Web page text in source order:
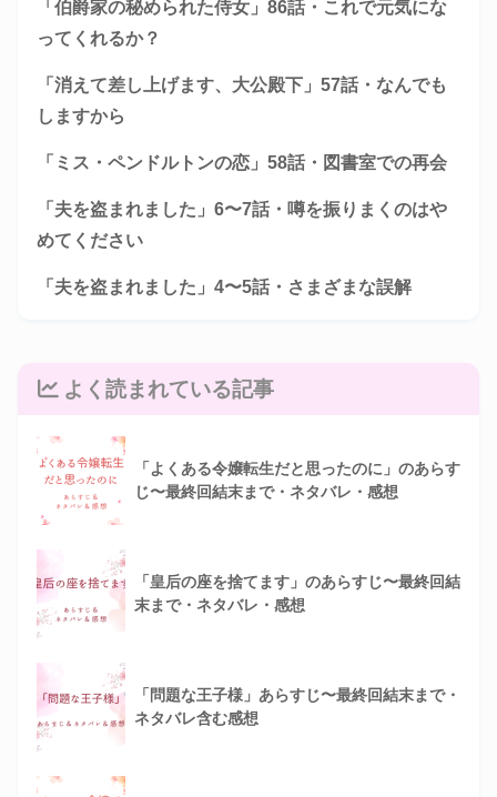
「伯爵家の秘められた侍女」86話・これで元気にな
ってくれるか？
「消えて差し上げます、大公殿下」57話・なんでも
しますから
「ミス・ペンドルトンの恋」58話・図書室での再会
「夫を盗まれました」6〜7話・噂を振りまくのはや
めてください
「夫を盗まれました」4〜5話・さまざまな誤解
よく読まれている記事
「よくある令嬢転生だと思ったのに」のあらす
じ〜最終回結末まで・ネタバレ・感想
「皇后の座を捨てます」のあらすじ〜最終回結
末まで・ネタバレ・感想
「問題な王子様」あらすじ〜最終回結末まで・
ネタバレ含む感想